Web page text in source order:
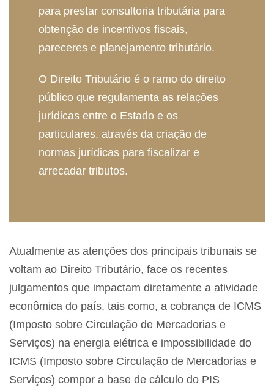
para prestar consultoria tributária para
obtenção de incentivos fiscais,
pareceres e planejamento tributário.
O Direito Tributário é o ramo do direito
público que regulamenta as relações
jurídicas entre o Estado e os
particulares, através da criação de
normas jurídicas para fiscalizar e
arrecadar tributos.
Atualmente as atenções dos principais tribunais se
voltam ao Direito Tributário, face os recentes
julgamentos que impactam diretamente a atividade
econômica do país, tais como, a cobrança de ICMS
(Imposto sobre Circulação de Mercadorias e
Serviços) na energia elétrica e impossibilidade do
ICMS (Imposto sobre Circulação de Mercadorias e
Serviços) compor a base de cálculo do PIS